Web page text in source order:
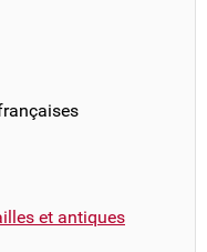
et antiques